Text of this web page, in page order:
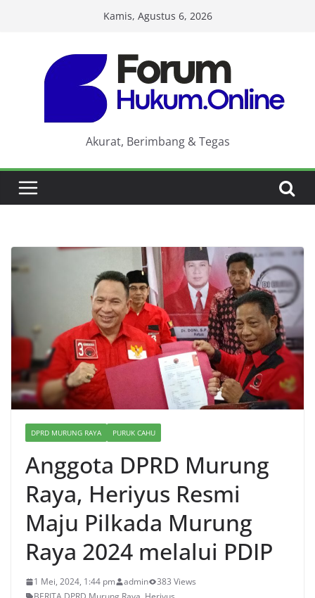
Kamis, Agustus 6, 2026
Akurat, Berimbang & Tegas
DPRD MURUNG RAYA PURUK CAHU
Anggota DPRD Murung
Raya, Heriyus Resmi
Maju Pilkada Murung
Raya 2024 melalui PDIP
1 Mei, 2024, 1:44 pm admin
383 Views